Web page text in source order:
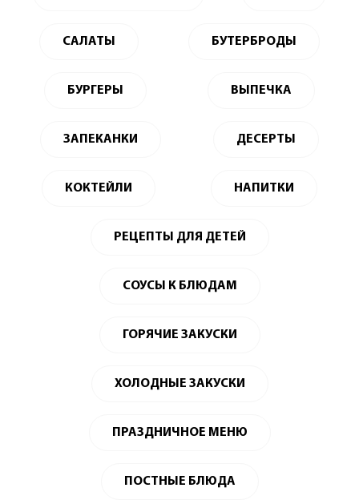
САЛАТЫ БУТЕРБРОДЫ
БУРГЕРЫ ВЫПЕЧКА
ЗАПЕКАНКИ ДЕСЕРТЫ
КОКТЕЙЛИ НАПИТКИ
РЕЦЕПТЫ ДЛЯ ДЕТЕЙ
СОУСЫ К БЛЮДАМ
ГОРЯЧИЕ ЗАКУСКИ
ХОЛОДНЫЕ ЗАКУСКИ
ПРАЗДНИЧНОЕ МЕНЮ
ПОСТНЫЕ БЛЮДА